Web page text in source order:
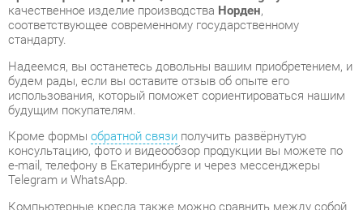
Кроме формы обратной связиполучить развёрнутую
консультацию, фото и видеообзор продукции вы можете по
e-mail, телефону в Екатеринбурге и через мессенджеры
Telegram и WhatsApp.
Компьютерные кресла также можно сравнить между собой
в нашем шоу-руме и купить Кресло офисное Норден IQ
CX0898H White grey, самостоятельно забрав его с нашего
адресов и магазинов смотрите на страницеконтактов.
Регулировка по
высоте